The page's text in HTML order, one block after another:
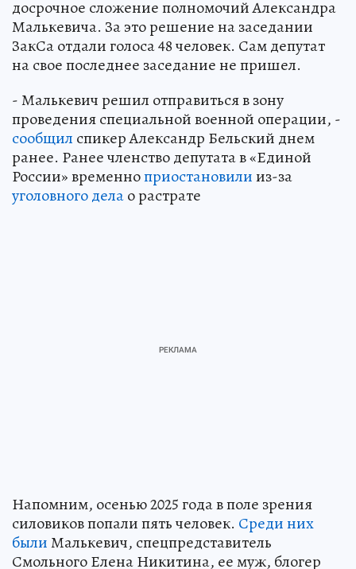
досрочное сложение полномочий Александра
Малькевича. За это решение на заседании
ЗакСа отдали голоса 48 человек. Сам депутат
на свое последнее заседание не пришел.
- Малькевич решил отправиться в зону
проведения специальной военной операции, -
сообщил спикер Александр Бельский днем
ранее. Ранее членство депутата в «Единой
России» временноприостановилииз-за
уголовного делао растрате
Напомним, осенью 2025 года в поле зрения
силовиков попали пять человек. Среди них
былиМалькевич, спецпредставитель
Смольного Елена Никитина, ее муж, блогер